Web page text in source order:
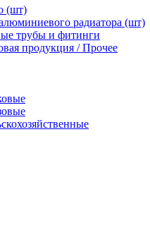
(шт)
радиатора (шт)
трубы и фитинги
продукция / Прочее